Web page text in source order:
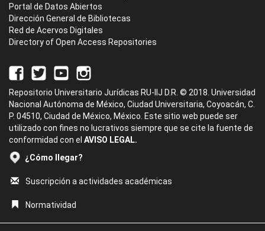
Portal de Datos Abiertos
Dirección General de Bibliotecas
Red de Acervos Digitales
Directory of Open Access Repositories
Repositorio Universitario Jurídicas RU-IIJ D.R. © 2018. Universidad
Nacional Autónoma de México, Ciudad Universitaria, Coyoacán, C.
P. 04510, Ciudad de México, México. Este sitio web puede ser
utilizado con fines no lucrativos siempre que se cite la fuente de
conformidad con el AVISO LEGAL.
¿Cómo llegar?
Suscripción a actividades académicas
Normatividad